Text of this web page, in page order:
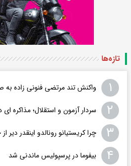
تازه‌ها
۱ واکنش تند مرتضی فنونی زاده
۲ سردار آزمون و استقلال؛ مذاکره ای
۳ چرا کریستیانو رونالدو اینقدر دیر
۴ بیفوما در پرسپولیس ماندنی شد